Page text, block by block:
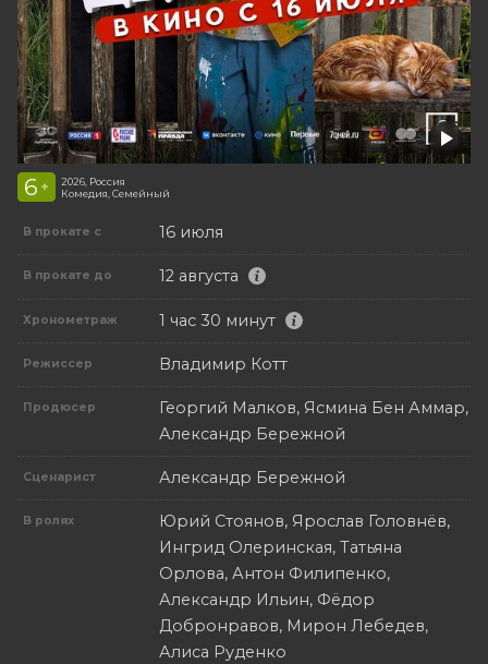
6 +
2026, Россия
Комедия, Семейный
В прокате с 16 июля
В прокате до 12 августа
Хронометраж 1 час 30 минут
Режиссер Владимир Котт
Продюсер
Георгий Малков, Ясмина Бен Аммар,
Александр Бережной
Сценарист Александр Бережной
В ролях
Юрий Стоянов, Ярослав Головнёв,
Ингрид Олеринская, Татьяна
Орлова, Антон Филипенко,
Александр Ильин, Фёдор
Добронравов, Мирон Лебедев,
Алиса Руденко